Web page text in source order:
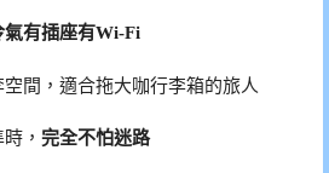
氣有插座有Wi-Fi
間，適合拖大咖行李箱的旅人
， 完全不怕迷路